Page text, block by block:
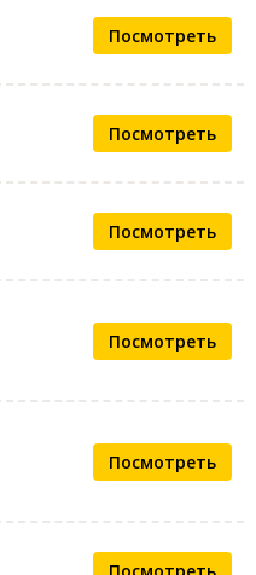
Посмотреть
Посмотреть
Посмотреть
Посмотреть
Посмотреть